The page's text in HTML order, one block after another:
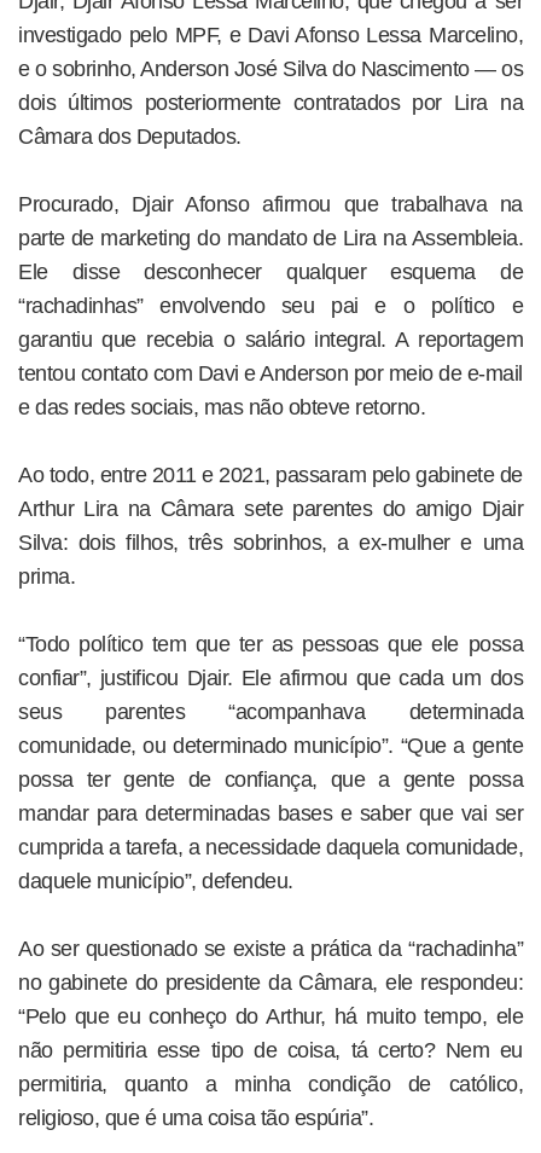
investigado pelo MPF, e Davi Afonso Lessa Marcelino,
e o sobrinho, Anderson José Silva do Nascimento — os
dois últimos posteriormente contratados por Lira na
Câmara dos Deputados.
Procurado, Djair Afonso afirmou que trabalhava na
parte de marketing do mandato de Lira na Assembleia.
Ele disse desconhecer qualquer esquema de
“rachadinhas” envolvendo seu pai e o político e
garantiu que recebia o salário integral. A reportagem
tentou contato com Davi e Anderson por meio de e-mail
e das redes sociais, mas não obteve retorno.
Ao todo, entre 2011 e 2021, passaram pelo gabinete de
Arthur Lira na Câmara sete parentes do amigo Djair
Silva: dois filhos, três sobrinhos, a ex-mulher e uma
prima.
“Todo político tem que ter as pessoas que ele possa
confiar”, justificou Djair. Ele afirmou que cada um dos
seus parentes “acompanhava determinada
comunidade, ou determinado município”. “Que a gente
possa ter gente de confiança, que a gente possa
mandar para determinadas bases e saber que vai ser
cumprida a tarefa, a necessidade daquela comunidade,
daquele município”, defendeu.
Ao ser questionado se existe a prática da “rachadinha”
no gabinete do presidente da Câmara, ele respondeu:
“Pelo que eu conheço do Arthur, há muito tempo, ele
não permitiria esse tipo de coisa, tá certo? Nem eu
permitiria, quanto a minha condição de católico,
religioso, que é uma coisa tão espúria”.